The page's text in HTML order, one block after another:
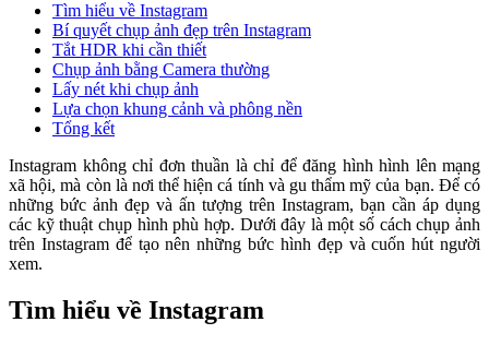
Tìm hiểu về Instagram
Bí quyết chụp ảnh đẹp trên Instagram
Tắt HDR khi cần thiết
Chụp ảnh bằng Camera thường
Lấy nét khi chụp ảnh
Lựa chọn khung cảnh và phông nền
Tổng kết
Instagram không chỉ đơn thuần là chỉ để đăng hình hình lên mạng
xã hội, mà còn là nơi thể hiện cá tính và gu thẩm mỹ của bạn. Để có
những bức ảnh đẹp và ấn tượng trên Instagram, bạn cần áp dụng
các kỹ thuật chụp hình phù hợp. Dưới đây là một số cách chụp ảnh
trên Instagram để tạo nên những bức hình đẹp và cuốn hút người
xem.
Tìm hiểu về Instagram